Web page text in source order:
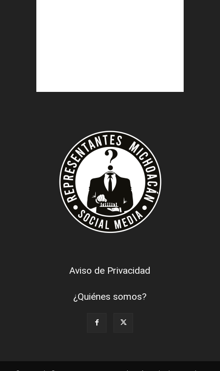
Aviso de Privacidad
¿Quiénes somos?